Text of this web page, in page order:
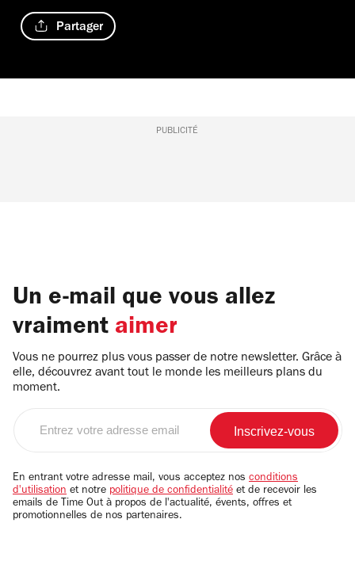
Partager
PUBLICITÉ
Un e-mail que vous allez
vraiment aimer
Vous ne pourrez plus vous passer de notre newsletter. Grâce à
elle, découvrez avant tout le monde les meilleurs plans du
moment.
email
En entrant votre adresse mail, vous acceptez nos conditions
d'utilisation et notre politique de confidentialité et de recevoir les
emails de Time Out à propos de l'actualité, évents, offres et
promotionnelles de nos partenaires.